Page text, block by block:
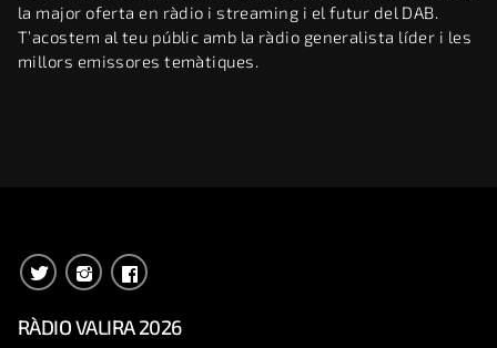
la major oferta en ràdio i streaming i el futur del DAB.
T’acostem al teu públic amb la ràdio generalista líder i les
millors emissores temàtiques.
RÀDIO VALIRA 2026